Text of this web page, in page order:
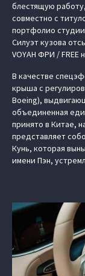
блестящую
совместно с
портфолио
Силуэт кузова
VOYAH ФРИ /
В качестве
крыша с
Boeing),
объединенная
принято в Китае,
представляет
Кунь, которая
имени Пэн,